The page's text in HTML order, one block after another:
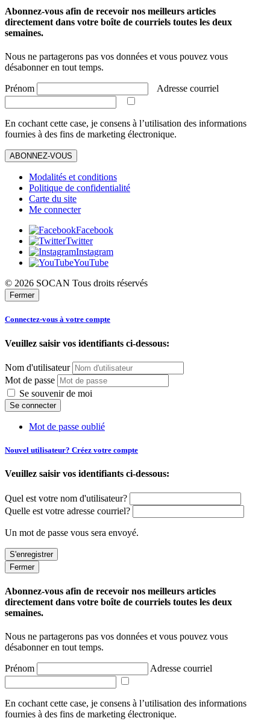
Abonnez-vous afin de recevoir nos meilleurs articles
directement dans votre boîte de courriels toutes les deux
semaines.
Nous ne partagerons pas vos données et vous pouvez vous
désabonner en tout temps.
Prénom Adresse courriel
En cochant cette case, je consens à l’utilisation des informations
fournies à des fins de marketing électronique.
ABONNEZ-VOUS
Modalités et conditions
Politique de confidentialité
Carte du site
Me connecter
Facebook
Twitter
Instagram
YouTube
© 2026 SOCAN Tous droits réservés
Fermer
Connectez-vous à votre compte
Veuillez saisir vos identifiants ci-dessous:
Nom d'utilisateur
Mot de passe
Se souvenir de moi
Mot de passe oublié
Nouvel utilisateur? Créez votre compte
Veuillez saisir vos identifiants ci-dessous:
Quel est votre nom d'utilisateur?
Quelle est votre adresse courriel?
Un mot de passe vous sera envoyé.
Fermer
Abonnez-vous afin de recevoir nos meilleurs articles
directement dans votre boîte de courriels toutes les deux
semaines.
Nous ne partagerons pas vos données et vous pouvez vous
désabonner en tout temps.
Prénom Adresse courriel
En cochant cette case, je consens à l’utilisation des informations
fournies à des fins de marketing électronique.